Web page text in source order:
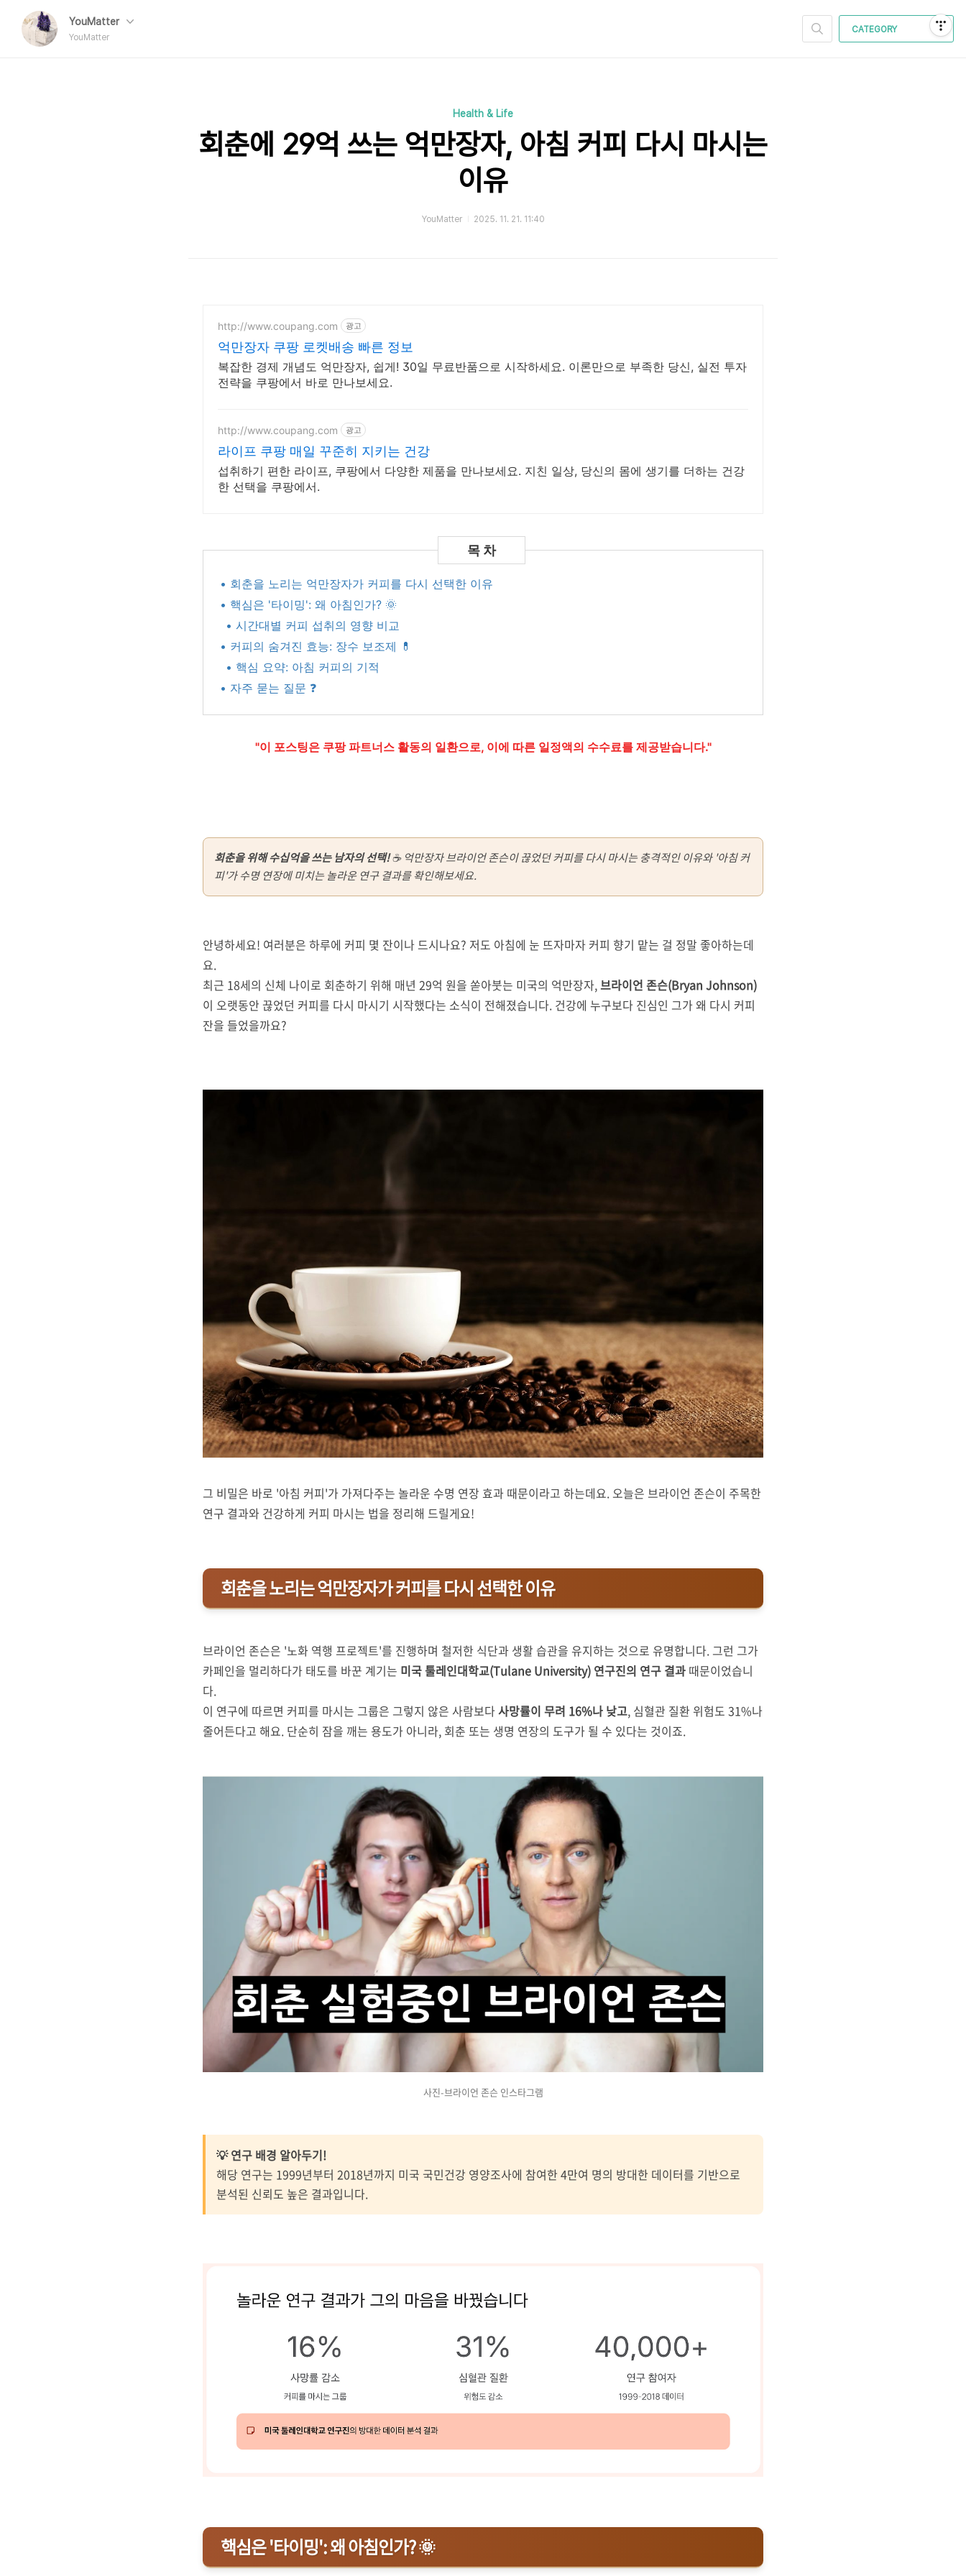
YouMatter
YouMatter
CATEGORY
Health & Life
회춘에 29억 쓰는 억만장자, 아침 커피 다시 마시는
이유
YouMatter 2025. 11. 21. 11:40
http://www.coupang.com 광고
억만장자 쿠팡 로켓배송 빠른 정보
복잡한 경제 개념도 억만장자, 쉽게! 30일 무료반품으로 시작하세요. 이론만으로 부족한 당신, 실전 투자
전략을 쿠팡에서 바로 만나보세요.
http://www.coupang.com 광고
라이프 쿠팡 매일 꾸준히 지키는 건강
섭취하기 편한 라이프, 쿠팡에서 다양한 제품을 만나보세요. 지친 일상, 당신의 몸에 생기를 더하는 건강
한 선택을 쿠팡에서.
• 회춘을 노리는 억만장자가 커피를 다시 선택한 이유
• 핵심은 '타이밍': 왜 아침인가? 🌞
• 시간대별 커피 섭취의 영향 비교
• 커피의 숨겨진 효능: 장수 보조제 💊
• 핵심 요약: 아침 커피의 기적
• 자주 묻는 질문 ❓
"이 포스팅은 쿠팡 파트너스 활동의 일환으로, 이에 따른 일정액의 수수료를 제공받습니다."
회춘을 위해 수십억을 쓰는 남자의 선택!☕ 억만장자 브라이언 존슨이 끊었던 커피를 다시 마시는 충격적인 이유와 '아침 커
피'가 수명 연장에 미치는 놀라운 연구 결과를 확인해보세요.
안녕하세요! 여러분은 하루에 커피 몇 잔이나 드시나요? 저도 아침에 눈 뜨자마자 커피 향기 맡는 걸 정말 좋아하는데
요.
최근 18세의 신체 나이로 회춘하기 위해 매년 29억 원을 쏟아붓는 미국의 억만장자,브라이언 존슨(Bryan Johnson)
이 오랫동안 끊었던 커피를 다시 마시기 시작했다는 소식이 전해졌습니다. 건강에 누구보다 진심인 그가 왜 다시 커피
잔을 들었을까요?
그 비밀은 바로 '아침 커피'가 가져다주는 놀라운 수명 연장 효과 때문이라고 하는데요. 오늘은 브라이언 존슨이 주목한
연구 결과와 건강하게 커피 마시는 법을 정리해 드릴게요!
회춘을 노리는 억만장자가 커피를 다시 선택한 이유
브라이언 존슨은 '노화 역행 프로젝트'를 진행하며 철저한 식단과 생활 습관을 유지하는 것으로 유명합니다. 그런 그가
카페인을 멀리하다가 태도를 바꾼 계기는 미국 툴레인대학교(Tulane University) 연구진의 연구 결과 때문이었습니
다.
이 연구에 따르면 커피를 마시는 그룹은 그렇지 않은 사람보다사망률이 무려 16%나 낮고, 심혈관 질환 위험도 31%나
줄어든다고 해요. 단순히 잠을 깨는 용도가 아니라, 회춘 또는 생명 연장의 도구가 될 수 있다는 것이죠.
사진-브라이언 존슨 인스타그램
💡 연구 배경 알아두기!
해당 연구는 1999년부터 2018년까지 미국 국민건강 영양조사에 참여한 4만여 명의 방대한 데이터를 기반으로
분석된 신뢰도 높은 결과입니다.
핵심은 '타이밍': 왜 아침인가? 🌞